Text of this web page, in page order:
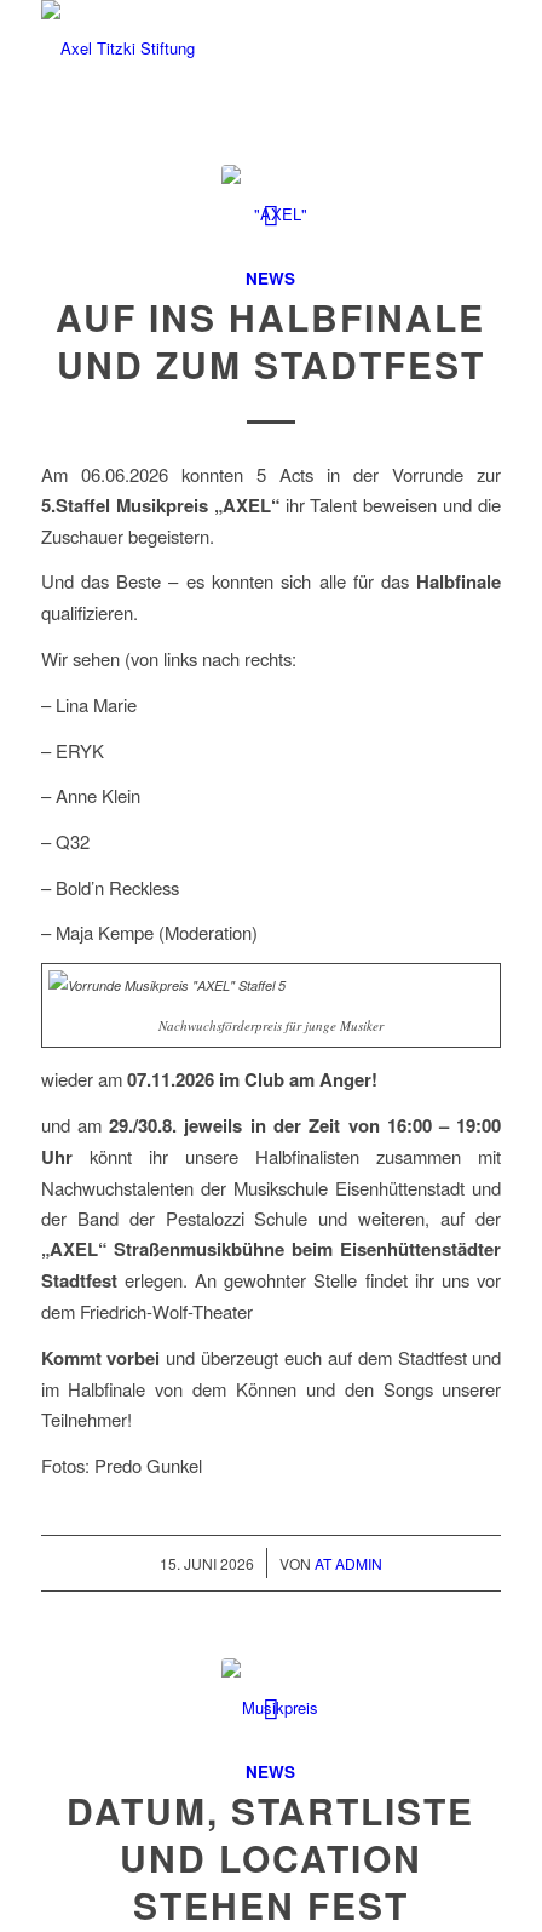
NEWS
AUF INS HALBFINALE
UND ZUM STADTFEST
Am 06.06.2026 konnten 5 Acts in der Vorrunde zur
5.Staffel Musikpreis „AXEL“ihr Talent beweisen und die
Zuschauer begeistern.
Und das Beste – es konnten sich alle für das Halbfinale
qualifizieren.
Wir sehen (von links nach rechts:
– Lina Marie
– ERYK
– Anne Klein
– Q32
– Bold’n Reckless
– Maja Kempe (Moderation)
Nachwuchsförderpreis für junge Musiker
wieder am07.11.2026 im Club am Anger!
und am29./30.8. jeweils in der Zeit von 16:00 – 19:00
Uhrkönnt ihr unsere Halbfinalisten zusammen mit
Nachwuchstalenten der Musikschule Eisenhüttenstadt und
der Band der Pestalozzi Schule und weiteren, auf der
„AXEL“ Straßenmusikbühne beim Eisenhüttenstädter
Stadtfesterlegen. An gewohnter Stelle findet ihr uns vor
dem Friedrich-Wolf-Theater
Kommt vorbei und überzeugt euch auf dem Stadtfest und
im Halbfinale von dem Können und den Songs unserer
Teilnehmer!
Fotos: Predo Gunkel
15. JUNI 2026
/ VON AT ADMIN
NEWS
DATUM, STARTLISTE
UND LOCATION
STEHEN FEST